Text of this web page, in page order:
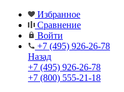
Избранное
Сравнение
Войти
+7 (495) 926-26-78
Назад
+7 (495) 926-26-78
+7 (800) 555-21-18